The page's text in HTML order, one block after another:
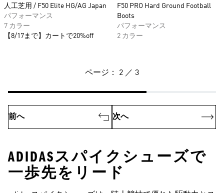
人工芝用 / F50 Elite HG/AG Japan
パフォーマンス
7 カラー
【8/17まで】カートで20%off
F50 PRO Hard Ground Football
Boots
パフォーマンス
2 カラー
ページ： 2 ／ 3
前へ 次へ
ADIDASスパイクシューズで
一歩先をリード